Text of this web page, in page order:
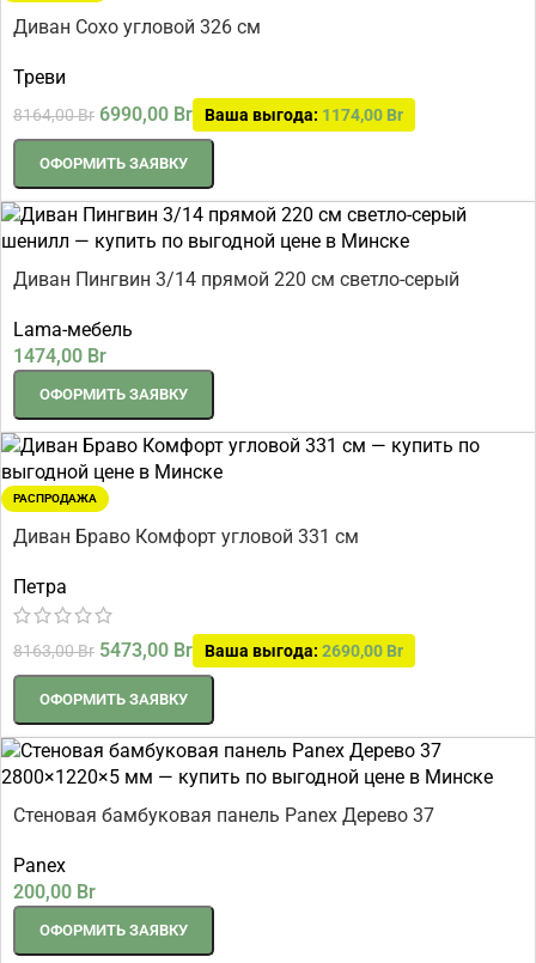
Диван Сохо угловой 326 см
Треви
8164,00Br 6990,00 Br Ваша выгода: 1174,00 Br
ОФОРМИТЬ ЗАЯВКУ
Диван Пингвин 3/14 прямой 220 см светло-серый
Lama-мебель
1474,00 Br
ОФОРМИТЬ ЗАЯВКУ
РАСПРОДАЖА
Диван Браво Комфорт угловой 331 см
Петра
8163,00Br 5473,00 Br Ваша выгода: 2690,00 Br
ОФОРМИТЬ ЗАЯВКУ
Стеновая бамбуковая панель Panex Дерево 37
Panex
200,00 Br
ОФОРМИТЬ ЗАЯВКУ